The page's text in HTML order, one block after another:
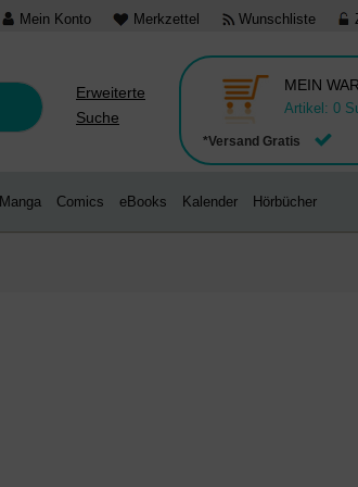
Mein Konto Merkzettel Wunschliste
Erweiterte
Suche
*Versand Gratis
MEIN
Artikel: 0
Manga Comics eBooks Kalender Hörbücher